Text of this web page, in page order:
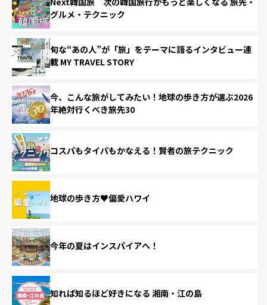
グルメ・テクニック
旬な“あの人”が「旅」をテーマに語るインタビュー連
載 MY TRAVEL STORY
今、こんな旅がしてみたい！地球の歩き方が選ぶ2026
年絶対行くべき旅先30
コスパもタイパもかなえる！賢者の旅テクニック
地球の歩き方♥偏愛ハワイ
今年の夏はインスパイアへ！
知れば知るほど好きになる 湘南・江の島